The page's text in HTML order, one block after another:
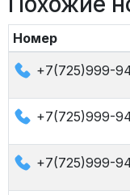
Номер
+7(725)999-
+7(725)999-
+7(725)999-